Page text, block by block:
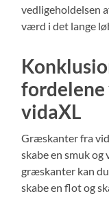
vedligeholdelsen
værd i det lange
vidaXL
Græskanter fra
skabe en smuk
græskanter kan
skabe en flot og